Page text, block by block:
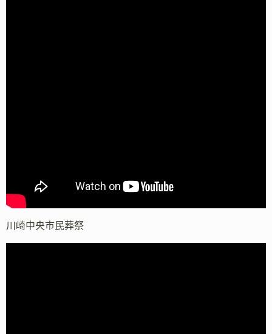
川崎中央市民葬祭